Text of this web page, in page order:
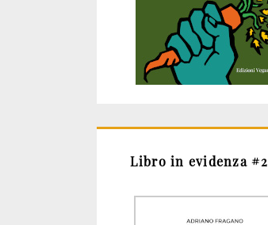
Libro in evidenza #2